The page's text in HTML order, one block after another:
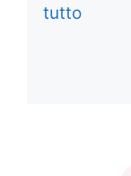
tutto